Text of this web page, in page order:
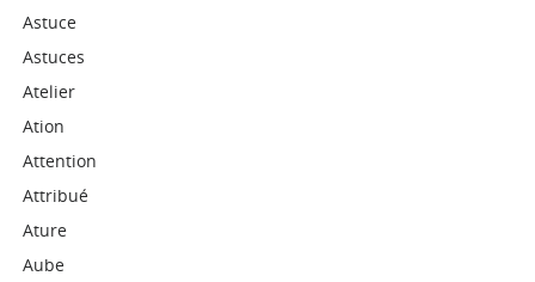
Astuce
Astuces
Atelier
Ation
Attention
Attribué
Ature
Aube